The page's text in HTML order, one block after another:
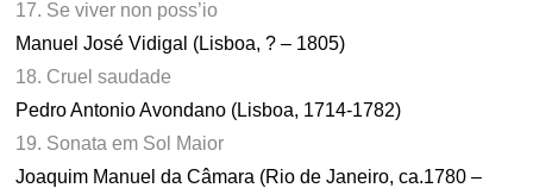
17. Se viver non poss’io
Manuel José Vidigal (Lisboa, ? – 1805)
18. Cruel saudade
Pedro Antonio Avondano (Lisboa, 1714-1782)
19. Sonata em Sol Maior
Joaquim Manuel da Câmara (Rio de Janeiro, ca.1780 –